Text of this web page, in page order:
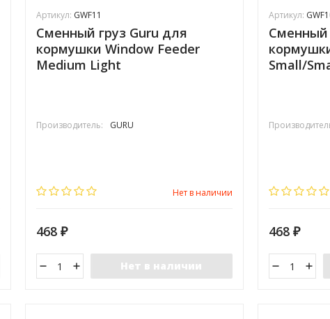
Артикул: GWF11
Сменный груз Guru для
кормушки Window Feeder
Medium Light
Производитель: GURU
Нет в наличии
468 ₽
Нет в наличии
Артикул:
Сменный
Small/
468₽